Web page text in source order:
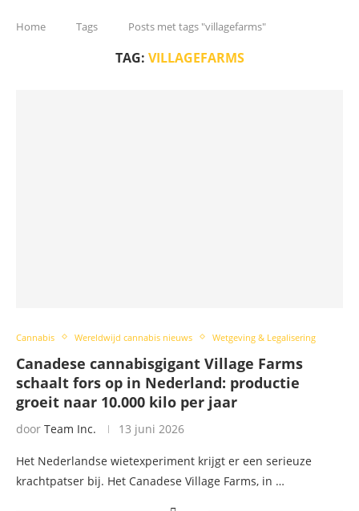
Home Tags Posts met tags "villagefarms"
TAG: VILLAGEFARMS
Cannabis Wereldwijd cannabis nieuws Wetgeving & Legalisering
Canadese cannabisgigant Village Farms
schaalt fors op in Nederland: productie
groeit naar 10.000 kilo per jaar
door Team Inc. 13 juni 2026
Het Nederlandse wietexperiment krijgt er een serieuze
krachtpatser bij. Het Canadese Village Farms, in …